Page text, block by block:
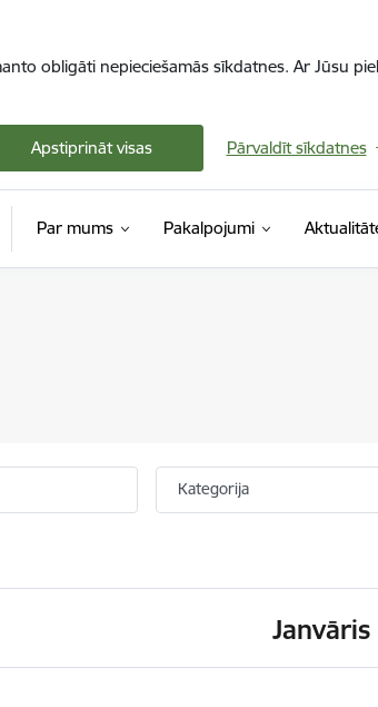
obligāti nepieciešamās sīkdatnes. Ar Jūsu
Apstiprināt visas Pārvaldīt sīkdatnes
Par mums Pakalpojumi
Kategorija